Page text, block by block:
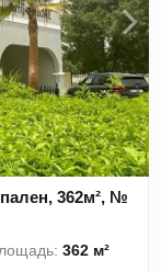
362м², №
362 м²